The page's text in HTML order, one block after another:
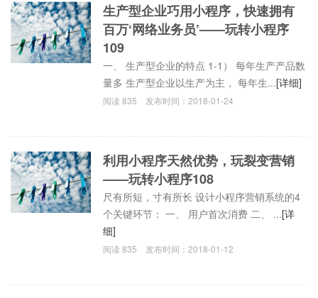
生产型企业巧用小程序，快速拥有
百万‘网络业务员’——玩转小程序
109
一、 生产型企业的特点 1-1） 每年生产产品数
量多 生产型企业以生产为主， 每年生...[详细]
阅读835 发布时间：2018-01-24
利用小程序天然优势，玩裂变营销
——玩转小程序108
尺有所短，寸有所长 设计小程序营销系统的4
个关键环节： 一、 用户首次消费 二、 ...[详
细]
阅读835 发布时间：2018-01-12